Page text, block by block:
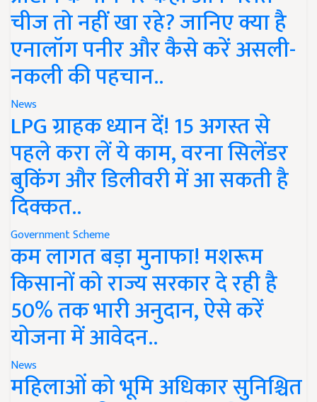
चीज तो नहीं खा रहे? जानिए क्या है
एनालॉग पनीर और कैसे करें असली-
नकली की पहचान..
News
LPG ग्राहक ध्यान दें! 15 अगस्त से
पहले करा लें ये काम, वरना सिलेंडर
बुकिंग और डिलीवरी में आ सकती है
दिक्कत..
Government Scheme
कम लागत बड़ा मुनाफा! मशरूम
किसानों को राज्य सरकार दे रही है
50% तक भारी अनुदान, ऐसे करें
योजना में आवेदन..
News
महिलाओं को भूमि अधिकार सुनिश्चित